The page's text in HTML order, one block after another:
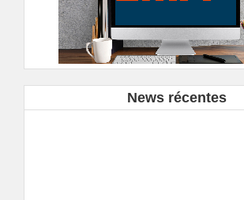
News récentes